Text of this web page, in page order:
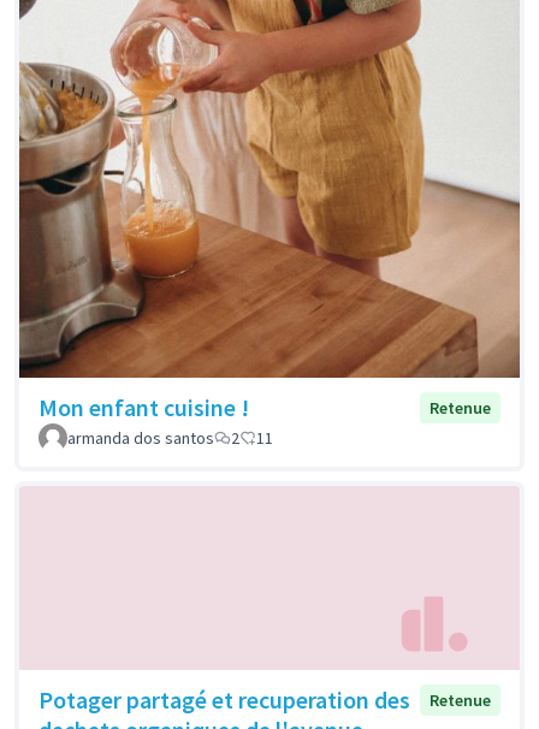
Mon enfant cuisine !
Retenue
armanda dos santos
2 11
Potager partagé et recuperation des
Retenue